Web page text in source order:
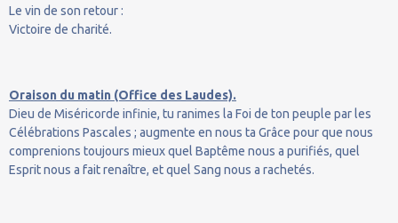
Le vin de son retour :
Victoire de charité.
Oraison du matin (Office des Laudes).
Dieu de Miséricorde infinie, tu ranimes la Foi de ton peuple par les
Célébrations Pascales ; augmente en nous ta Grâce pour que nous
comprenions toujours mieux quel Baptême nous a purifiés, quel
Esprit nous a fait renaître, et quel Sang nous a rachetés.